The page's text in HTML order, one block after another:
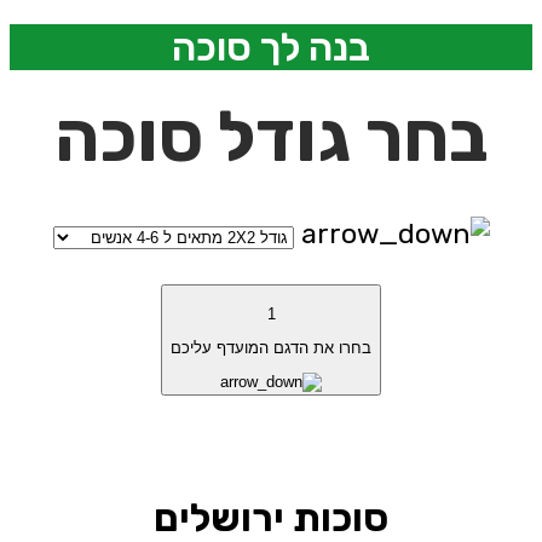
בנה לך סוכה
בחר גודל סוכה
1
בחרו את הדגם המועדף עליכם
סוכות ירושלים